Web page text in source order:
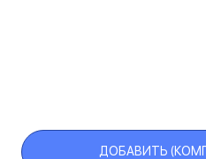
ДОБАВИТЬ